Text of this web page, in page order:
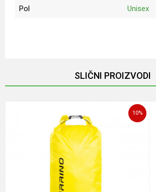
Pol Unisex
POŠALJI
SLIČNI PROIZVODI
10%